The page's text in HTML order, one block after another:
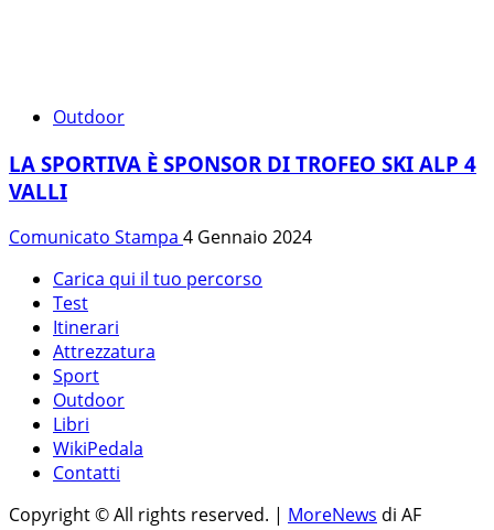
Outdoor
LA SPORTIVA È SPONSOR DI TROFEO SKI ALP 4
VALLI
Comunicato Stampa 4 Gennaio 2024
Carica qui il tuo percorso
Test
Itinerari
Attrezzatura
Sport
Outdoor
Libri
WikiPedala
Contatti
Copyright © All rights reserved. | MoreNews di AF